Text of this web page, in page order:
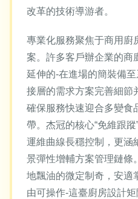
改革的技術導游者。
專業化服務聚焦于商用廚
案。許多客戶辦企業的商
延伸的-在進場的簡裝備
接層的需求方案完善細節
確保服務快速迎合多變食
帶。杰冠的核心“免維跟
運維曲線長穩控制，更涵
景彈性增輔方案管理鏈條
地飄油的微定制奇，安適
由可操作-這臺廚房設計